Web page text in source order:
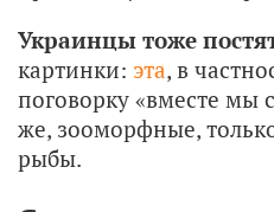
Украинцы тоже
картинки: эта, в
поговорку «вместе мы
же, зооморфные,
рыбы.